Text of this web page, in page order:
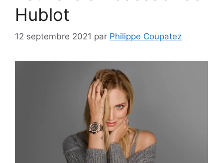
Hublot
12 septembre 2021 par Philippe Coupatez